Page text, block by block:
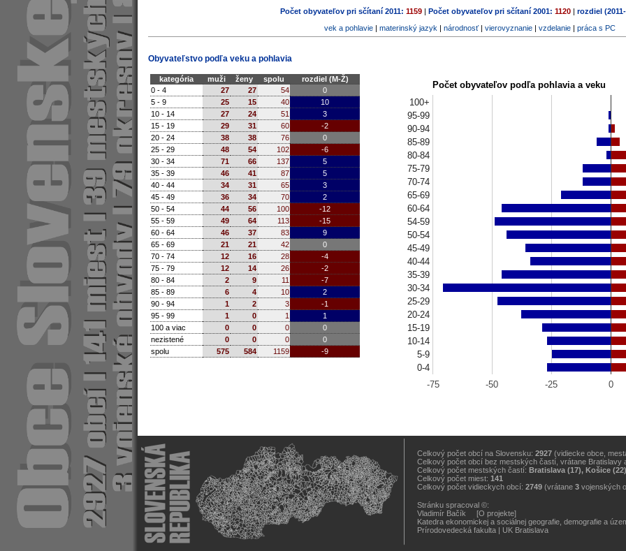
Počet obyvateľov pri sčítaní 2011: 1159 | Počet obyvateľov pri sčítaní 2001: 1120 | rozdiel
vek a pohlavie| materinský jazyk | národnosť| vierovyznanie| vzdelanie| práca s PC
Obyvateľstvo podľa veku a pohlavia
kategória muži ženy spolu
rozdiel (M-Ž)
0 - 4
27 27 54
0
5 - 9
25 15 40
10
10 - 14
27 24 51
3
15 - 19
29 31 60
-2
20 - 24
38 38 76
0
25 - 29
48 54 102
-6
30 - 34
71 66 137
5
35 - 39
46 41 87
5
40 - 44
34 31 65
3
45 - 49
36 34 70
2
50 - 54
44 56 100
-12
55 - 59
49 64 113
-15
60 - 64
46 37 83
9
65 - 69
21 21 42
0
70 - 74
12 16 28
-4
75 - 79
12 14 26
-2
80 - 84
2 9 11
-7
85 - 89
6 4 10
2
90 - 94
1 2 3
-1
95 - 99
1 0 1
1
100 a viac
0 0 0
0
nezistené
0 0 0
0
spolu
575 584 1159 -9
Počet obyvateľov podľa pohlavia a veku
-75 -50 -25 0
100+
95-99
90-94
85-89
80-84
75-79
70-74
65-69
60-64
54-59
50-54
45-49
40-44
35-39
30-34
25-29
20-24
15-19
10-14
5-9
0-4
Celkový počet obcí na Slovensku: 2927 (vidiecke obce,
Celkový počet obcí bez mestských častí, vrátane Bratislavy
Celkový počet mestských častí: Bratislava (17), Košice (22)
Celkový počet miest: 141
Celkový počet vidieckych obcí: 2749 (vrátane 3 vojenských
Stránku spracoval ©:
Vladimír Bačík
[O projekte]
Katedra ekonomickej a sociálnej geografie, demografie a
Prírodovedecká fakulta | UK Bratislava